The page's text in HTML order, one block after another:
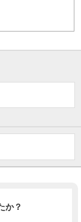
か？